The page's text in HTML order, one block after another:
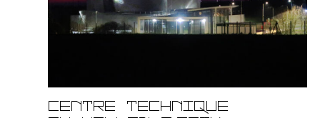
Centre technique